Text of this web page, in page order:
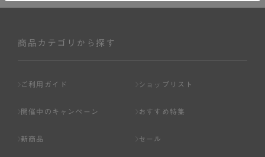
商品カテゴリから探す
ご利用ガイド ショップリスト
開催中のキャンペーン おすすめ特集
新商品 セール